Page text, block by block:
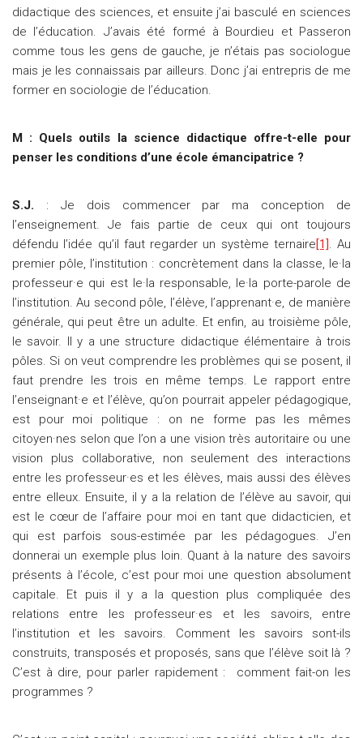
didactique des sciences, et ensuite j’ai basculé en sciences
de l’éducation. J’avais été formé à Bourdieu et Passeron
comme tous les gens de gauche, je n’étais pas sociologue
mais je les connaissais par ailleurs. Donc j’ai entrepris de me
former en sociologie de l’éducation.
M : Quels outils la science didactique offre-t-elle pour
penser les conditions d’une école émancipatrice ?
S.J. : Je dois commencer par ma conception de
l’enseignement. Je fais partie de ceux qui ont toujours
défendu l’idée qu’il faut regarder un système ternaire[1]. Au
premier pôle, l’institution : concrètement dans la classe, le·la
professeur·e qui est le·la responsable, le·la porte-parole de
l’institution. Au second pôle, l’élève, l’apprenant·e, de manière
générale, qui peut être un adulte. Et enfin, au troisième pôle,
le savoir. Il y a une structure didactique élémentaire à trois
pôles. Si on veut comprendre les problèmes qui se posent, il
faut prendre les trois en même temps. Le rapport entre
l’enseignant·e et l’élève, qu’on pourrait appeler pédagogique,
est pour moi politique : on ne forme pas les mêmes
citoyen·nes selon que l’on a une vision très autoritaire ou une
vision plus collaborative, non seulement des interactions
entre les professeur·es et les élèves, mais aussi des élèves
entre elleux. Ensuite, il y a la relation de l’élève au savoir, qui
est le cœur de l’affaire pour moi en tant que didacticien, et
qui est parfois sous-estimée par les pédagogues. J’en
donnerai un exemple plus loin. Quant à la nature des savoirs
présents à l’école, c’est pour moi une question absolument
capitale. Et puis il y a la question plus compliquée des
relations entre les professeur·es et les savoirs, entre
l’institution et les savoirs. Comment les savoirs sont-ils
construits, transposés et proposés, sans que l’élève soit là ?
C’est à dire, pour parler rapidement : comment fait-on les
programmes ?